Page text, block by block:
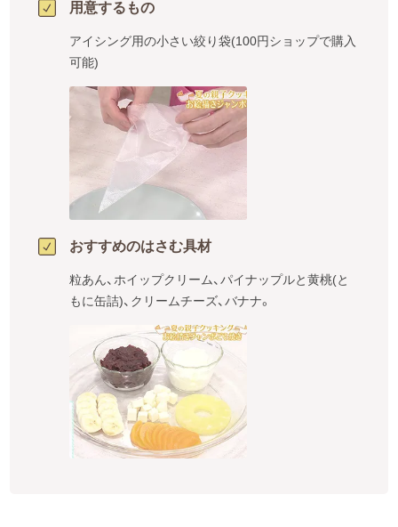
用意するもの
アイシング用の小さい絞り袋(100円ショップで購入
可能)
おすすめのはさむ具材
粒あん、ホイップクリーム、パイナップルと黄桃(と
もに缶詰)、クリームチーズ、バナナ。